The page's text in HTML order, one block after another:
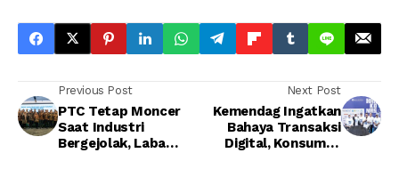
Previous Post
PTC Tetap Moncer
Saat Industri
Bergejolak, Laba
Next Post
Kemendag Ingatkan
Bahaya Transaksi
Digital, Konsumen